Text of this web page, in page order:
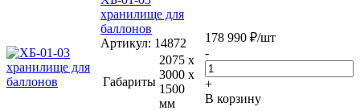
хранилище для
баллонов
Артикул: 14872
Габариты
2075 x
3000 x
1500
мм
178 990 ₽/шт
-
+
В корзину